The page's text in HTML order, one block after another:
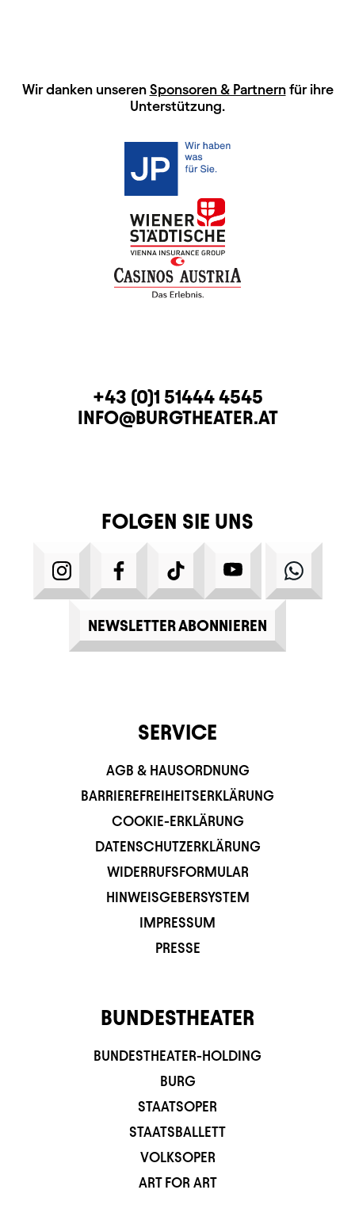
HAUPTSPONSOREN
Wir danken unseren Sponsoren & Partnernfür ihre
Unterstützung.
KONTAKTTELEFON
+43 (0)1 51444 4545
E-MAIL
INFO@BURGTHEATER.AT
FOLGEN SIE UNS
INSTAGRAMFACEBOOKTIKTOK YOUTUBE
NEWSLETTER ABONNIEREN
SERVICE
AGB & HAUSORDNUNG
BARRIEREFREIHEITSERKLÄRUNG
COOKIE-ERKLÄRUNG
DATENSCHUTZERKLÄRUNG
WIDERRUFSFORMULAR
HINWEISGEBERSYSTEM
IMPRESSUM
PRESSE
BUNDESTHEATER
BUNDESTHEATER-HOLDING
BURG
STAATSOPER
STAATSBALLETT
VOLKSOPER
ART FOR ART